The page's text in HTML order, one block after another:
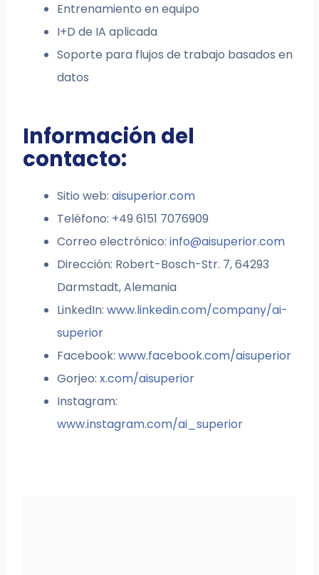
Entrenamiento en equipo
I+D de IA aplicada
Soporte para flujos de trabajo basados en
datos
Información del
contacto:
Sitio web:aisuperior.com
Teléfono: +49 6151 7076909
Correo electrónico:info@aisuperior.com
Dirección: Robert-Bosch-Str. 7, 64293
Darmstadt, Alemania
LinkedIn:www.linkedin.com/company/ai-
superior
Facebook:www.facebook.com/aisuperior
Gorjeo:x.com/aisuperior
Instagram:
www.instagram.com/ai_superior